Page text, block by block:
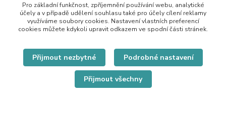
Pro základní funkčnost, zpříjemnění používání webu, analytické
účely a v případě udělení souhlasu také pro účely cílení reklamy
využíváme soubory cookies. Nastavení vlastních preferencí
cookies můžete kdykoli upravit odkazem ve spodní části stránek.
Přijmout nezbytné Podrobné nastavení
Přijmout všechny